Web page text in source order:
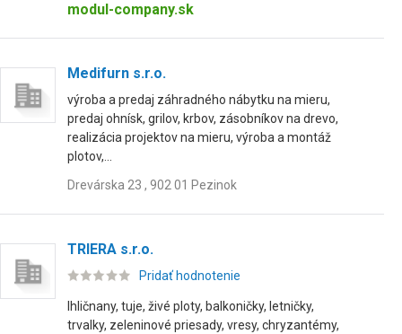
modul-company.sk
Medifurn s.r.o.
výroba a predaj záhradného nábytku na mieru,
predaj ohnísk, grilov, krbov, zásobníkov na drevo,
realizácia projektov na mieru, výroba a montáž
plotov,...
Drevárska 23 , 902 01 Pezinok
TRIERA s.r.o.
Pridať hodnotenie
Ihličnany, tuje, živé ploty, balkoničky, letničky,
trvalky, zeleninové priesady, vresy, chryzantémy,